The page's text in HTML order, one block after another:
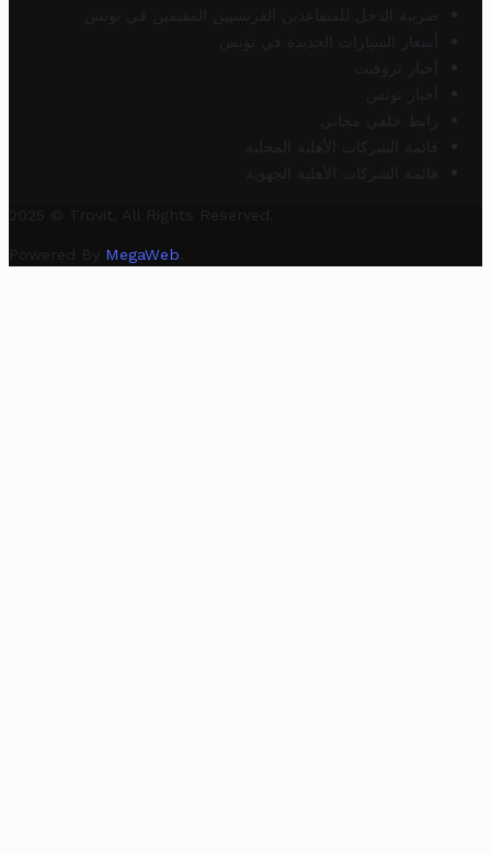
ضريبة الدخل للمتقاعدين الفرنسيين المقيمين في تونس
أسعار السيارات الجديدة في تونس
أخبار تروفيت
أخبار تونس
رابط خلفي مجاني
قائمة الشركات الأهلية المحلية
قائمة الشركات الأهلية الجهوية
2025 © Trovit. All Rights Reserved.
Powered By MegaWeb